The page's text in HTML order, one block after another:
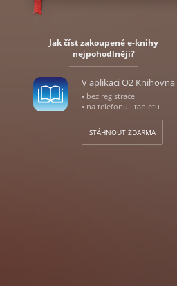
Jak číst zakoupené e-knihy
nejpohodlněji?
V aplikaci O2 Knihovna
• bez registrace
• na telefonu i tabletu
STÁHNOUT ZDARMA